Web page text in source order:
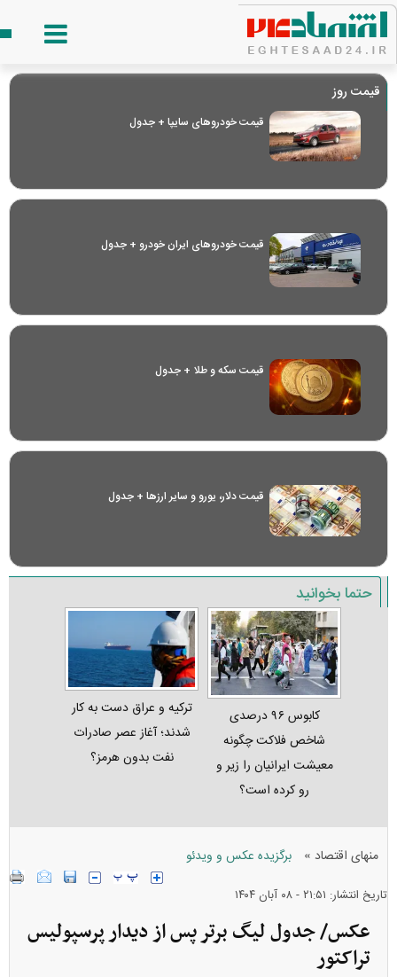
قیمت روز
قیمت خودرو‌های سایپا + جدول
قیمت خودرو‌های ایران خودرو + جدول
قیمت سکه و طلا + جدول
قیمت دلار، یورو و سایر ارز‌ها + جدول
حتما بخوانید
کابوس ۹۶ درصدی
شاخص فلاکت چگونه
معیشت ایرانیان را زیر و
رو کرده است؟
ترکیه و عراق دست به کار
شدند؛ آغاز عصر صادرات
نفت بدون هرمز؟
منهای اقتصاد » برگزیده عکس و ویدئو
تاریخ انتشار: ۲۱:۵۱ - ۰۸ آبان ۱۴۰۴
عکس/ جدول لیگ برتر پس از دیدار پرسپولیس
تراکتور